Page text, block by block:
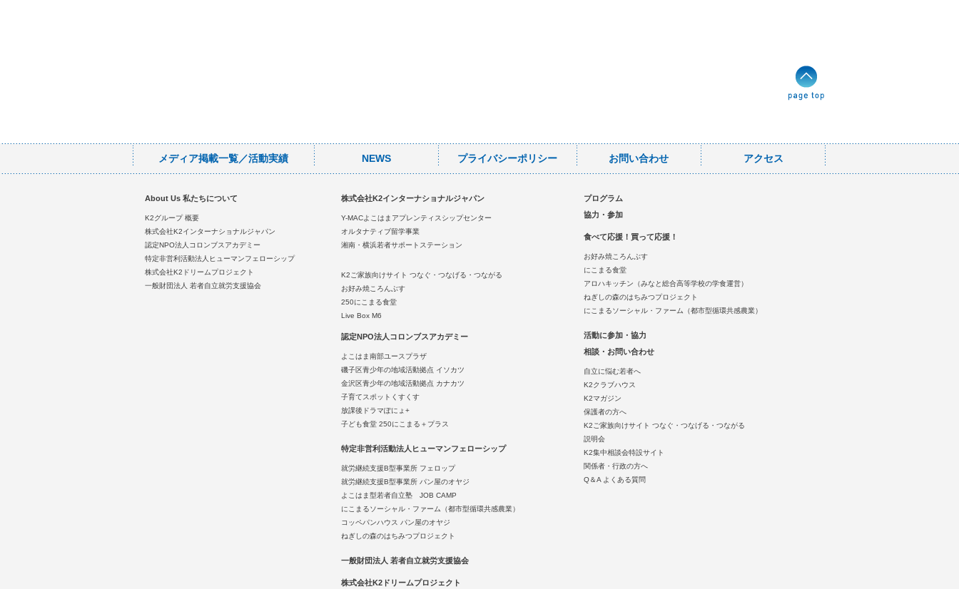
メディア掲載一覧／活動実績 NEWS プライバシーポリシー お問い合わせ アクセス
About Us 私たちについて
K2グループ 概要
株式会社K2インターナショナルジャパン
認定NPO法人コロンブスアカデミー
特定非営利活動法人ヒューマンフェローシップ
株式会社K2ドリームプロジェクト
一般財団法人 若者自立就労支援協会
株式会社K2インターナショナルジャパン
Y-MACよこはまアプレンティスシップセンター
オルタナティブ留学事業
湘南・横浜若者サポートステーション
K2ご家族向けサイト つなぐ・つなげる・つながる
お好み焼ころんぶす
250にこまる食堂
Live Box M6
認定NPO法人コロンブスアカデミー
よこはま南部ユースプラザ
磯子区青少年の地域活動拠点 イソカツ
金沢区青少年の地域活動拠点 カナカツ
子育てスポットくすくす
放課後ドラマぽにょ+
子ども食堂 250にこまる＋プラス
特定非営利活動法人ヒューマンフェローシップ
就労継続支援B型事業所 フェロップ
就労継続支援B型事業所 パン屋のオヤジ
よこはま型若者自立塾 JOB CAMP
にこまるソーシャル・ファーム（都市型循環共感農業）
コッペパンハウス パン屋のオヤジ
ねぎしの森のはちみつプロジェクト
一般財団法人 若者自立就労支援協会
株式会社K2ドリームプロジェクト
プログラム
協力・参加
食べて応援！買って応援！
お好み焼ころんぶす
にこまる食堂
アロハキッチン（みなと総合高等学校の学食運営）
ねぎしの森のはちみつプロジェクト
にこまるソーシャル・ファーム（都市型循環共感農業）
活動に参加・協力
相談・お問い合わせ
自立に悩む若者へ
K2クラブハウス
K2マガジン
保護者の方へ
K2ご家族向けサイト つなぐ・つなげる・つながる
説明会
K2集中相談会特設サイト
関係者・行政の方へ
Q＆A よくある質問